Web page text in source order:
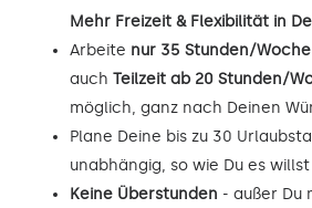
Mehr Freizeit & Flexibilität in
Arbeite nur 35 Stunden/
auch Teilzeit ab 20 Stunden/
möglich, ganz nach Deinen
Plane Deine bis zu 30
unabhängig, so wie Du es willst
Keine Überstunden - außer Du